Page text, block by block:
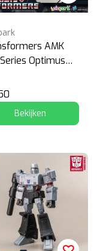
AMK
Optimus
Bekijken